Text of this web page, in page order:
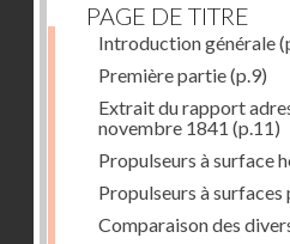
PAGE DE TITRE
Introduction générale
Première partie(p.9)
Extrait du rapport
novembre 1841 (p.11)
Propulseurs à surface
Propulseurs à surfaces
Comparaison des